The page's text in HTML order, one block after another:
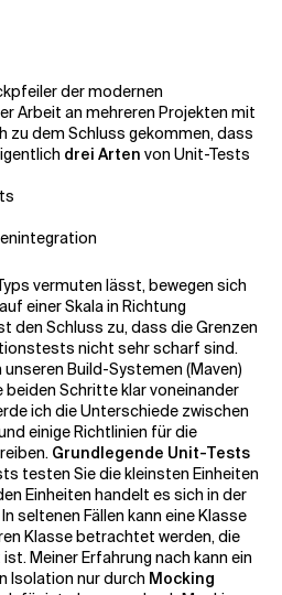
der modernen
Arbeit an mehreren Projekten mit
zu dem Schluss gekommen, dass
drei Arten von Unit-Tests
vermuten lässt, bewegen sich
einer Skala in Richtung
den Schluss zu, dass die Grenzen
nicht sehr scharf sind.
Build-Systemen (Maven)
Schritte klar voneinander
ich die Unterschiede zwischen
einige Richtlinien für die
Grundlegende Unit-Tests
testen Sie die kleinsten Einheiten
Einheiten handelt es sich in der
seltenen Fällen kann eine Klasse
Klasse betrachtet werden, die
Meiner Erfahrung nach kann ein
Isolation nur durch Mocking